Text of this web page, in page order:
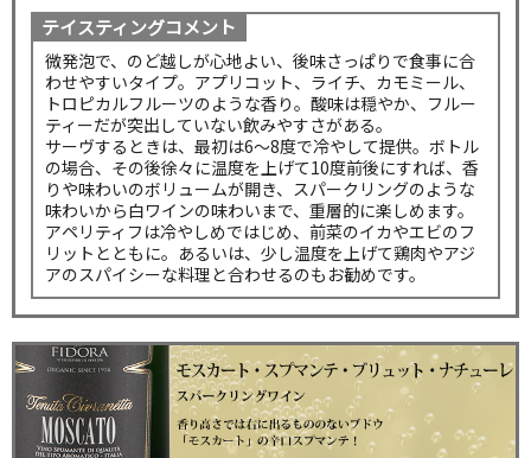
テイスティングコメント
微発泡で、のど越しが心地よい、後味さっぱりで食事に合
わせやすいタイプ。アプリコット、ライチ、カモミール、
トロピカルフルーツのような香り。酸味は穏やか、フルー
ティーだが突出していない飲みやすさがある。
サーヴするときは、最初は6～8度で冷やして提供。ボトル
の場合、その後徐々に温度を上げて10度前後にすれば、香
りや味わいのボリュームが開き、スパークリングのような
味わいから白ワインの味わいまで、重層的に楽しめます。
アペリティフは冷やしめではじめ、前菜のイカやエビのフ
リットとともに。あるいは、少し温度を上げて鶏肉やアジ
アのスパイシーな料理と合わせるのもお勧めです。